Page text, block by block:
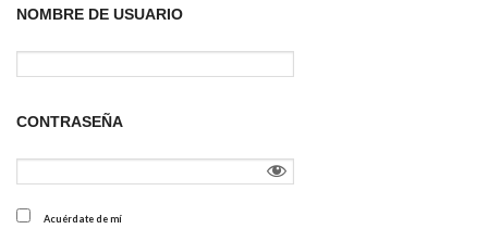
NOMBRE DE USUARIO
CONTRASEÑA
Acuérdate de mí